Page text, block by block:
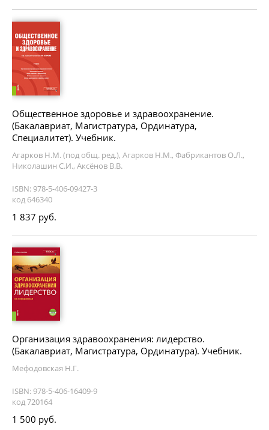
Общественное здоровье и здравоохранение.
(Бакалавриат, Магистратура, Ординатура,
Специалитет). Учебник.
Агарков Н.М. (под общ. ред.), Агарков Н.М., Фабрикантов О.Л.,
Николашин С.И., Аксёнов В.В.
ISBN: 978-5-406-09427-3
код 646340
1 837 руб.
Организация здравоохранения: лидерство.
(Бакалавриат, Магистратура, Ординатура). Учебник.
Мефодовская Н.Г.
ISBN: 978-5-406-16409-9
код 720164
1 500 руб.